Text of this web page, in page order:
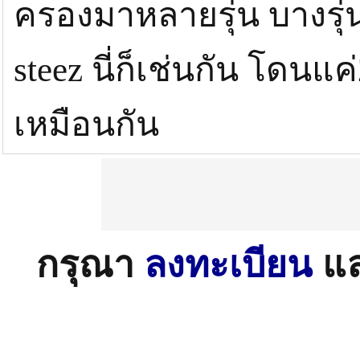
ครองมาหลายรุ่น บาง
steez นี่ก็เช่นกัน โดนแ
เหมือนกัน
กรุณา ลงทะเบียนแ